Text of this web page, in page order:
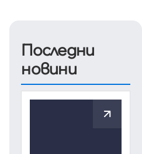
Последни
новини